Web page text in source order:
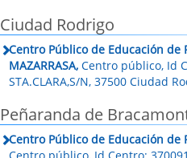
Ciudad Rodrigo
Centro Público de Educación de
MAZARRASA, Centro público, Id
STA.CLARA,S/N, 37500 Ciudad
Peñaranda de
Centro Público de Educación de